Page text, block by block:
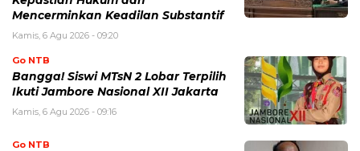
Mencerminkan Keadilan Substantif
Kamis, 6 Agu 2026 - 09:20
Go NTB
Bangga! Siswi MTsN 2 Lobar Terpilih
Ikuti Jambore Nasional XII Jakarta
Kamis, 6 Agu 2026 - 09:16
Go NTB